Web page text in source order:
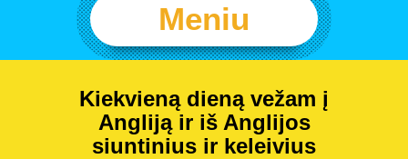
Meniu
Kiekvieną dieną vežam į
Angliją ir iš Anglijos
siuntinius ir keleivius